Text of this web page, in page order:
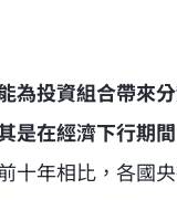
為投資組合帶來
是在經濟下行期間
十年相比，各國